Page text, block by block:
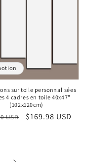
sur toile personnalisées
4 cadres en toile 40x47"
(102x120cm)
USD
Prix
$169.98 USD